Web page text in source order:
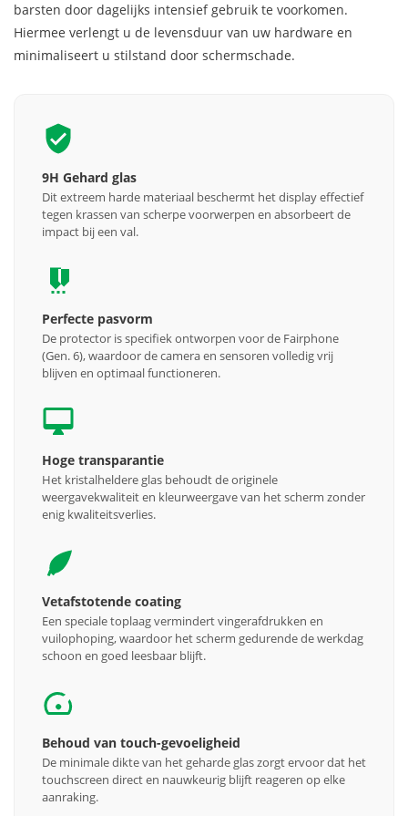
barsten door dagelijks intensief gebruik te voorkomen.
Hiermee verlengt u de levensduur van uw hardware en
minimaliseert u stilstand door schermschade.
9H Gehard glas
Dit extreem harde materiaal beschermt het display effectief
tegen krassen van scherpe voorwerpen en absorbeert de
impact bij een val.
Perfecte pasvorm
De protector is specifiek ontworpen voor de Fairphone
(Gen. 6), waardoor de camera en sensoren volledig vrij
blijven en optimaal functioneren.
Hoge transparantie
Het kristalheldere glas behoudt de originele
weergavekwaliteit en kleurweergave van het scherm zonder
enig kwaliteitsverlies.
Vetafstotende coating
Een speciale toplaag vermindert vingerafdrukken en
vuilophoping, waardoor het scherm gedurende de werkdag
schoon en goed leesbaar blijft.
Behoud van touch-gevoeligheid
De minimale dikte van het geharde glas zorgt ervoor dat het
touchscreen direct en nauwkeurig blijft reageren op elke
aanraking.